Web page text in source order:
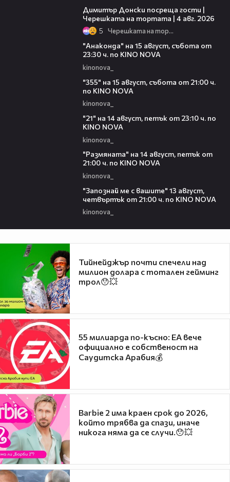
Димитър Донски посреща гости |
Черешката на тортата | 4 авг. 2026
5 Черешката на тортата
"Анаконда" на 15 август, събота от
23:30 ч. по KINO NOVA
kinonova_
"355" на 15 август, събота от 21:00 ч.
по KINO NOVA
kinonova_
"21" на 14 август, петък от 23:10 ч. по
KINO NOVA
kinonova_
"Размянaта" на 14 август, петък от
21:00 ч. по KINO NOVA
kinonova_
"Запознай ме с вашите" 13 август,
четвъртък от 21:00 ч. по KINO NOVA
kinonova_
Тийнейджър почти спечели над
милион долара с тотален гейминг
трол😯💥
55 милиарда по-късно: EA вече
официално е собственост на
Саудитска Арабия💰
Barbie 2 има краен срок до 2026,
който трябва да спази, иначе
никога няма да се случи.😯💥